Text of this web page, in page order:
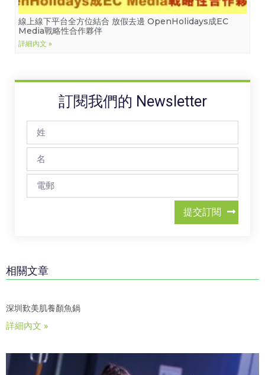
線上線下平台全方位結合 放假去邊 OpenHolidays成EC
Media戰略性合作夥伴
詳細內文 »
訂閱我們的 Newsletter
提交訂閱
相關文章
深圳歎美肌養顏魚鍋
詳細內文 »